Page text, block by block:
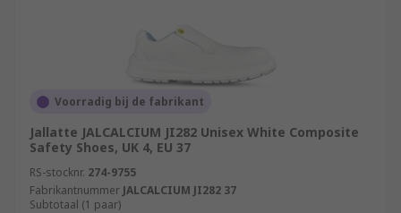
Voorradig bij de fabrikant
Jallatte JALCALCIUM JI282 Unisex White Composite
Safety Shoes, UK 4, EU 37
RS-stocknr. 274-9755
Fabrikantnummer JALCALCIUM JI282 37
Subtotaal (1 paar)